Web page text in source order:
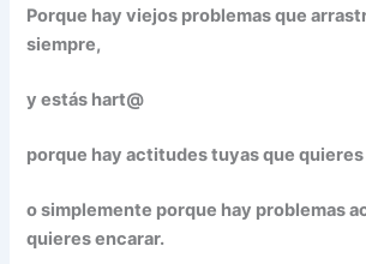
Porque hay viejos problemas que
siempre,
y estás hart@
porque hay actitudes tuyas que quieres
o simplemente porque hay problemas
quieres encarar.